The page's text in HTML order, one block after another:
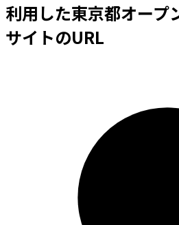
利用した東京都オープ
サイトのURL